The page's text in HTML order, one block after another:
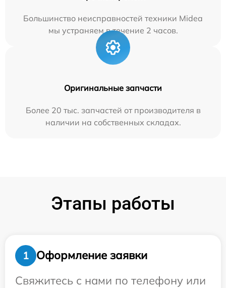
Большинство неисправностей техники Midea
мы устраняем в течение 2 часов.
Оригинальные запчасти
Более 20 тыс. запчастей от производителя в
наличии на собственных складах.
Этапы работы
1
Оформление заявки
Свяжитесь с нами по телефону или